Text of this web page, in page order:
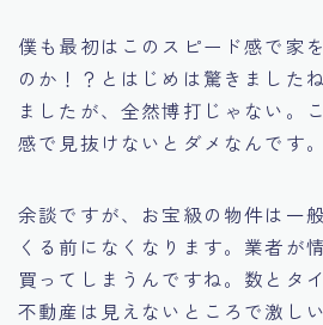
僕も最初はこのスピード感で家
のか！？とはじめは驚きました
ましたが、全然博打じゃない。
感で見抜けないとダメなんです
余談ですが、お宝級の物件は一
くる前になくなります。業者が
買ってしまうんですね。数とタ
不動産は見えないところで激し